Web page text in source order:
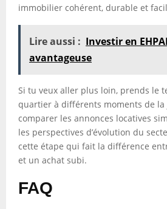
immobilier cohérent, durable et
Lire aussi : Investir en
avantageuse
Si tu veux aller plus loin, prends le
quartier à différents moments de la
comparer les annonces locatives
les perspectives d’évolution du
cette étape qui fait la différence
et un achat subi.
FAQ